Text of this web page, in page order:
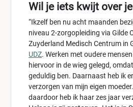
Wil je iets kwijt over
“Ikzelf ben nu acht maanden
niveau 2-zorgopleiding via Gilde
Zuyderland Medisch Centrum in
UDZ. Werken met oudere
hiervoor in de wieg gelegd,
geduldig ben. Daarnaast heb ik
verzorgen van mijn eigen
daardoor heb ik haar zes jaar